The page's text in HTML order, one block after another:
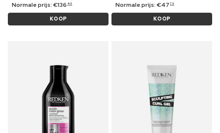
Normale prijs:€136 49
KOOP
Normale prijs:€47 79
KOOP